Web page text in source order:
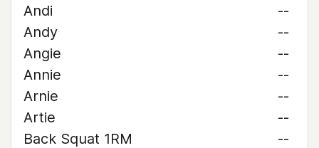
Andi
--
Andy
--
Angie
--
Annie
--
Arnie
--
Artie
--
Back Squat 1RM
--